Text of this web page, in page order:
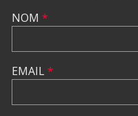
NOM *
EMAIL*